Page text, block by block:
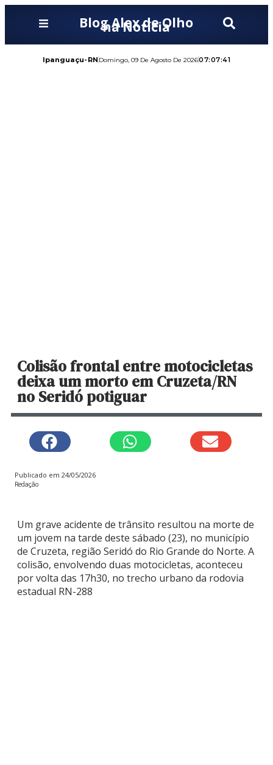
Blog Alex de Olho
na Notícia
Ipanguaçu-RN Domingo, 09 De Agosto De 202607:07:43
Colisão frontal entre motocicletas
deixa um morto em Cruzeta/RN
no Seridó potiguar
Publicado em 24/05/2026
Redação
Um grave acidente de trânsito resultou na morte de
um jovem na tarde deste sábado (23), no município
de Cruzeta, região Seridó do Rio Grande do Norte. A
colisão, envolvendo duas motocicletas, aconteceu
por volta das 17h30, no trecho urbano da rodovia
estadual RN-288